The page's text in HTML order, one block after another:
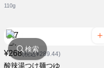
110g
¥268(税込¥289.44)
酸辣湯つけ麺つゆ
検索